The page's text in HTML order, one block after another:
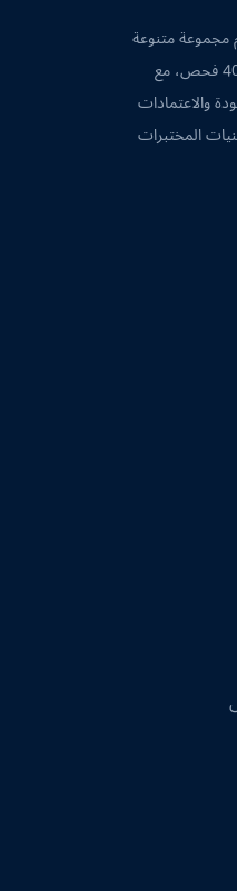
مجموعة متنوعة
من الفحوصات والتي تزيد عددها عن 4000 فحص، مع
والاعتمادات
المختبرات